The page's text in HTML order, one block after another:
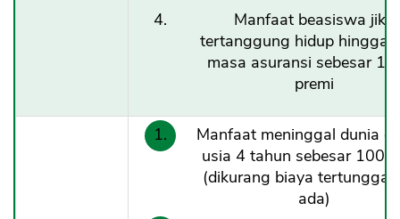
Manfaat beasiswa jika
tertanggung hidup hingga
masa asuransi sebesar
premi
Manfaat meninggal dunia
usia 4 tahun sebesar
(dikurang biaya
ada)